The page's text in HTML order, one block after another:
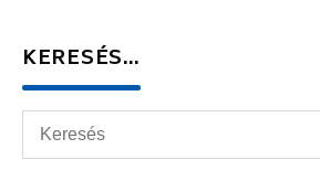
KERESÉS…